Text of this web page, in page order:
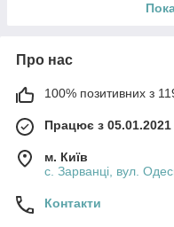
Про нас
100% позитивних з
Працює з 05.01.2021
м. Київ
с. Зарванці, вул.
Контакти